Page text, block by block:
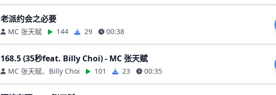
老派约会之必要
MC 张天赋 144 29 00:38
168.5 (35秒feat. Billy Choi) - MC 张天赋
MC 张天赋、Billy Choi 101 23 00:35